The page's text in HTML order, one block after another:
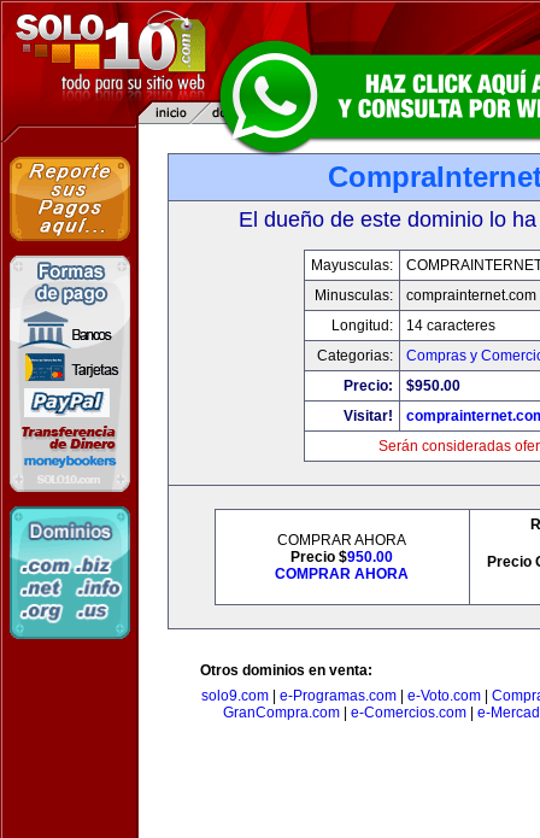
El dueño de este dominio lo
Mayusculas:
Minusculas:
comprainternet.com
Longitud:
14 caracteres
Categorias:
Compras y
Precio:
$950.00
Visitar!
Serán consideradas
COMPRAR AHORA
Precio $950.00
COMPRAR AHORA
Precio
Otros dominios en venta:
solo9.com| e-Programas.com| e-Voto.com|
GranCompra.com
e-Comercios.com e-